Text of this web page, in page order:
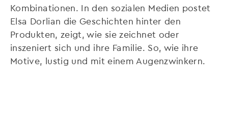
Kombinationen. In den sozialen Medien postet
Elsa Dorlian die Geschichten hinter den
Produkten, zeigt, wie sie zeichnet oder
inszeniert sich und ihre Familie. So, wie ihre
Motive, lustig und mit einem Augenzwinkern.